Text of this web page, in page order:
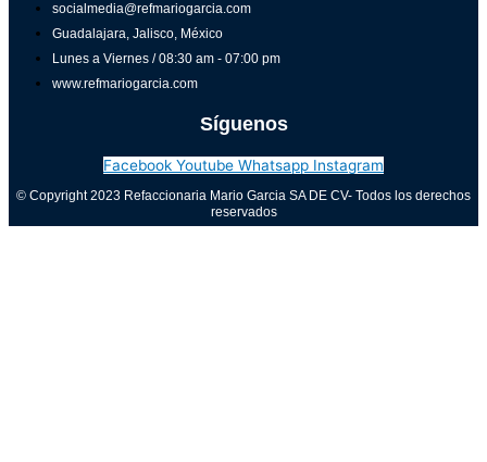
socialmedia@refmariogarcia.com
Guadalajara, Jalisco, México
Lunes a Viernes / 08:30 am - 07:00 pm
www.refmariogarcia.com
Síguenos
Facebook Youtube Whatsapp Instagram
© Copyright 2023 Refaccionaria Mario Garcia SA DE CV- Todos los derechos
reservados